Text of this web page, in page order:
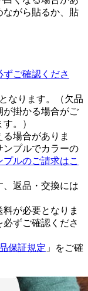
ながら貼るか、貼
ご確認くださ
なります。（欠品
が掛かる場合がご
。）
場合がありま
ンプルでカラーの
ルのご請求はこ
、返品・交換には
が必要となりま
ずご確認くださ
保証規定 」をご確